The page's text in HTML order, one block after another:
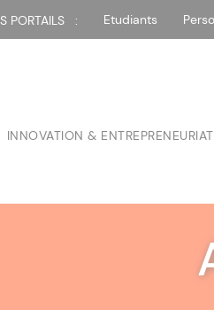
PORTAILS : Etudiants
INNOVATION & ENTREPRENEURIAT